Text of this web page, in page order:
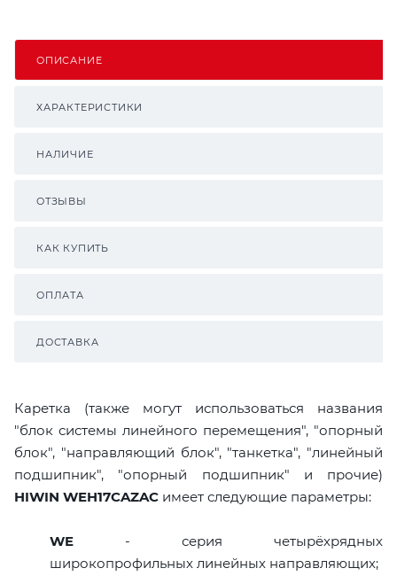
ОПИСАНИЕ
ХАРАКТЕРИСТИКИ
НАЛИЧИЕ
ОТЗЫВЫ
КАК КУПИТЬ
ОПЛАТА
ДОСТАВКА
Каретка (также могут использоваться названия
"блок системы линейного перемещения", "опорный
блок", "направляющий блок", "танкетка", "линейный
подшипник", "опорный подшипник" и прочие)
HIWIN WEH17CAZAC имеет следующие параметры:
WE - серия четырёхрядных
широкопрофильных линейных направляющих;